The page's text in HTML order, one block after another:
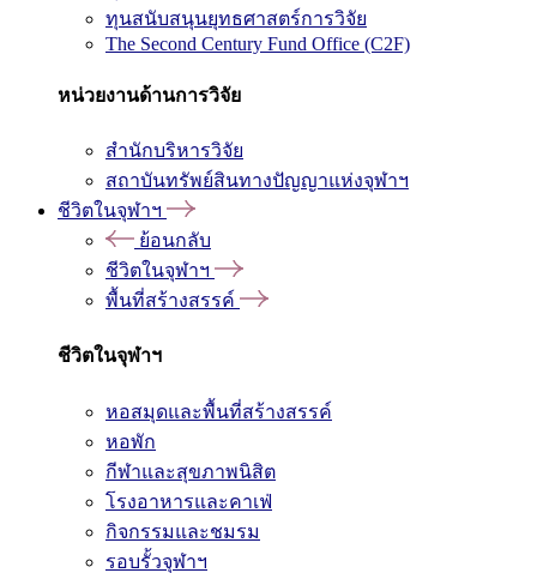
ทุนสนับสนุนยุทธศาสตร์การวิจัย
The Second Century Fund Office (C2F)
หน่วยงานด้านการวิจัย
สำนักบริหารวิจัย
สถาบันทรัพย์สินทางปัญญาแห่งจุฬาฯ
ชีวิตในจุฬาฯ
ย้อนกลับ
ชีวิตในจุฬาฯ
พื้นที่สร้างสรรค์
ชีวิตในจุฬาฯ
หอสมุดและพื้นที่สร้างสรรค์
หอพัก
กีฬาและสุขภาพนิสิต
โรงอาหารและคาเฟ่
กิจกรรมและชมรม
รอบรั้วจุฬาฯ